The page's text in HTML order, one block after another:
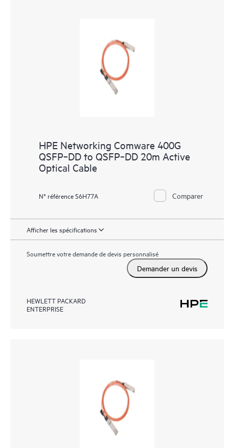
HPE Networking Comware 400G
QSFP‑DD to QSFP‑DD 20m Active
Optical Cable
N° référence S6H77A Comparer
Afficher les spécifications
Soumettre votre demande de devis personnalisé
Demander un devis
HEWLETT PACKARD
ENTERPRISE